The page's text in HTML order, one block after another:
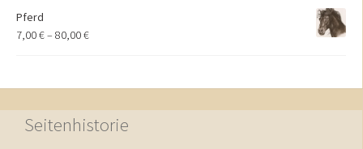
Pferd
7,00€– 80,00€
Seitenhistorie